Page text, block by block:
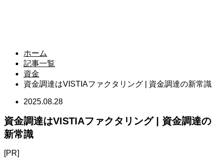
ホーム
記事一覧
資金
資金調達はVISTIAファクタリング | 資金調達の新常識
2025.08.28
資金調達はVISTIAファクタリング | 資金調達の
新常識
[PR]